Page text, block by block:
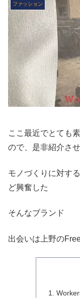
ファッション
ここ最近でとても
ので、是非紹介さ
モノづくりに対す
ど興奮した
そんなブランド
出会いは上野の